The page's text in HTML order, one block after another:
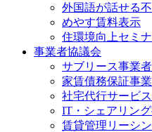
外国語が話せる
めやす賃料表示
住環境向上セミ
事業者協議会
サブリース事業
家賃債務保証事
社宅代行サービ
IT・シェアリン
賃貸管理リーシ